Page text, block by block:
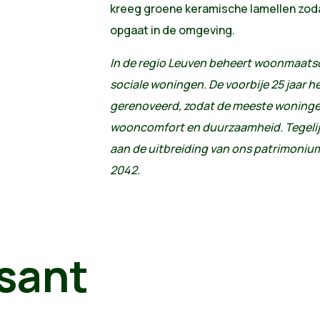
kreeg groene keramische lamellen
opgaat in de omgeving.
In de regio Leuven beheert
sociale woningen. De voorbije 25 jaar
gerenoveerd, zodat de meeste
wooncomfort en duurzaamheid.
aan de uitbreiding van ons
2042.